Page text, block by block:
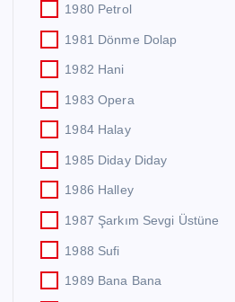
1980 Petrol
1981 Dönme Dolap
1982 Hani
1983 Opera
1984 Halay
1985 Diday Diday
1986 Halley
1987 Şarkım Sevgi Üstüne
1988 Sufi
1989 Bana Bana